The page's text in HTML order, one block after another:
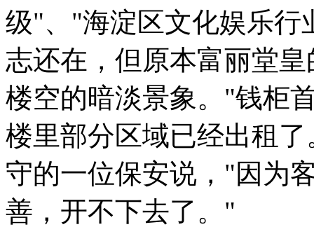
级"、"海淀区文化娱乐行
志还在，但原本富丽堂
楼空的暗淡景象。"钱柜
楼里部分区域已经出租
守的一位保安说，"因为
善，开不下去了。"